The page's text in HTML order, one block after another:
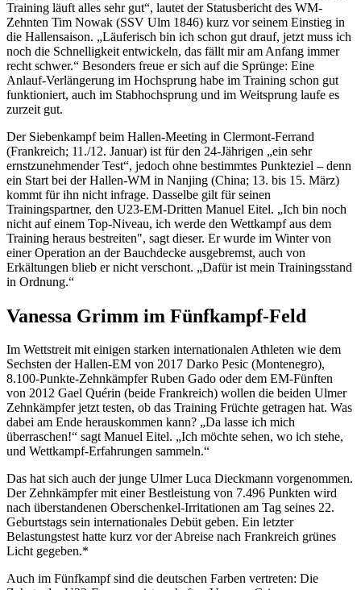
Training läuft alles sehr gut“, lautet der Statusbericht des WM-
Zehnten Tim Nowak (SSV Ulm 1846) kurz vor seinem Einstieg in
die Hallensaison. „Läuferisch bin ich schon gut drauf, jetzt muss ich
noch die Schnelligkeit entwickeln, das fällt mir am Anfang immer
recht schwer.“ Besonders freue er sich auf die Sprünge: Eine
Anlauf-Verlängerung im Hochsprung habe im Training schon gut
funktioniert, auch im Stabhochsprung und im Weitsprung laufe es
zurzeit gut.
Der Siebenkampf beim Hallen-Meeting in Clermont-Ferrand
(Frankreich; 11./12. Januar) ist für den 24-Jährigen „ein sehr
ernstzunehmender Test“, jedoch ohne bestimmtes Punkteziel – denn
ein Start bei der Hallen-WM in Nanjing (China; 13. bis 15. März)
kommt für ihn nicht infrage. Dasselbe gilt für seinen
Trainingspartner, den U23-EM-Dritten Manuel Eitel. „Ich bin noch
nicht auf einem Top-Niveau, ich werde den Wettkampf aus dem
Training heraus bestreiten", sagt dieser. Er wurde im Winter von
einer Operation an der Bauchdecke ausgebremst, auch von
Erkältungen blieb er nicht verschont. „Dafür ist mein Trainingsstand
in Ordnung.“
Vanessa Grimm im Fünfkampf-Feld
Im Wettstreit mit einigen starken internationalen Athleten wie dem
Sechsten der Hallen-EM von 2017 Darko Pesic (Montenegro),
8.100-Punkte-Zehnkämpfer Ruben Gado oder dem EM-Fünften
von 2012 Gael Quérin (beide Frankreich) wollen die beiden Ulmer
Zehnkämpfer jetzt testen, ob das Training Früchte getragen hat. Was
dabei am Ende herauskommen kann? „Da lasse ich mich
überraschen!“ sagt Manuel Eitel. „Ich möchte sehen, wo ich stehe,
und Wettkampf-Erfahrungen sammeln.“
Das hat sich auch der junge Ulmer Luca Dieckmann vorgenommen.
Der Zehnkämpfer mit einer Bestleistung von 7.496 Punkten wird
nach überstandenen Oberschenkel-Irritationen am Tag seines 22.
Geburtstags sein internationales Debüt geben. Ein letzter
Belastungstest hatte kurz vor der Abreise nach Frankreich grünes
Licht gegeben.*
Auch im Fünfkampf sind die deutschen Farben vertreten: Die